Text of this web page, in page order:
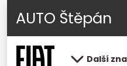
AUTO Štěpán
Další